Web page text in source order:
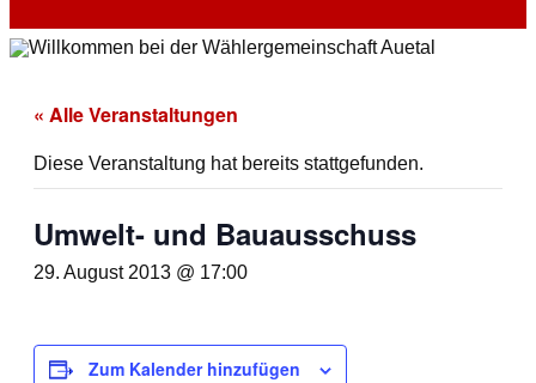
« Alle Veranstaltungen
Diese Veranstaltung hat bereits stattgefunden.
Umwelt- und Bauausschuss
29. August 2013 @ 17:00
Zum Kalender hinzufügen